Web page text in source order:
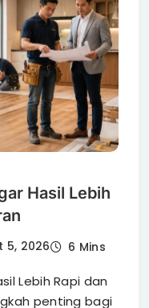
Hasil Lebih
5, 2026 6 Mins
Lebih Rapi dan
penting bagi